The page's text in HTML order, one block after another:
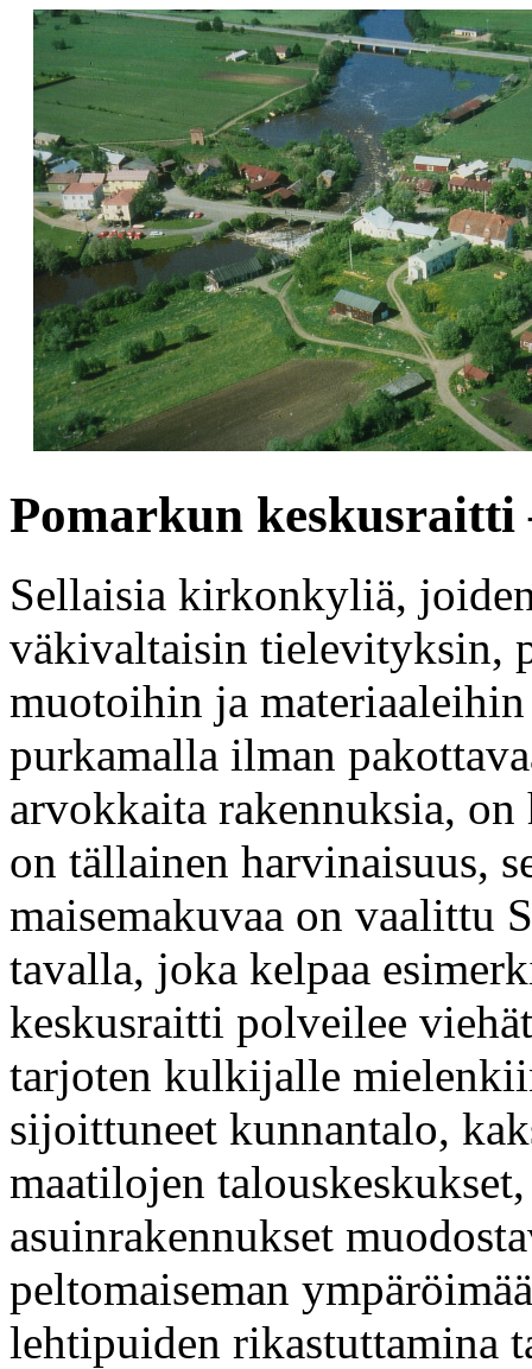
Pomarkun
Sellaisia kirkonkyliä,
väkivaltaisin tielevityksin,
muotoihin ja
purkamalla ilman
arvokkaita rakennuksia,
on tällainen harvinaisuus,
maisemakuvaa on vaalittu
tavalla, joka kelpaa
keskusraitti polveilee
tarjoten kulkijalle
sijoittuneet kunnantalo,
maatilojen
asuinrakennukset
peltomaiseman
lehtipuiden rikastuttamina